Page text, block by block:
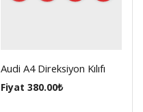
Audi A4 Direksiyon Kılıfı
Fiyat 380.00₺